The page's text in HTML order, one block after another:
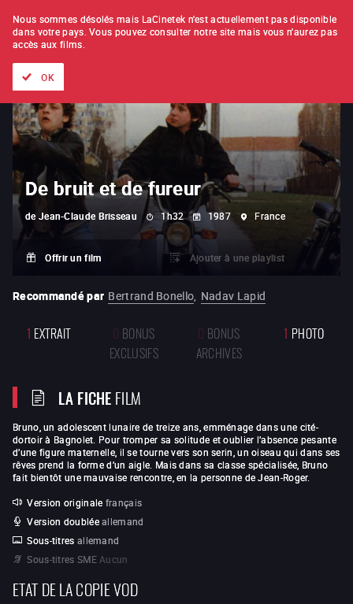
À L'UNITÉ ABONNEMENT
De bruit et de fureur
de Jean-Claude Brisseau 1h32 1987 France
Offrir un film Ajouter à une playlist
Recommandé par Bertrand Bonello, Nadav Lapid
1 EXTRAIT 0 BONUS
EXCLUSIFS
0 BONUS
ARCHIVES
1 PHOTO
LA FICHEFILM
Bruno, un adolescent lunaire de treize ans, emménage dans une cité-
dortoir à Bagnolet. Pour tromper sa solitude et oublier l’absence pesante
d’une figure maternelle, il se tourne vers son serin, un oiseau qui dans ses
rêves prend la forme d’un aigle. Mais dans sa classe spécialisée, Bruno
fait bientôt une mauvaise rencontre, en la personne de Jean-Roger.
Version originale français
Version doublée allemand
Sous-titres allemand
Sous-titres SME Aucun
ETAT DE LA COPIE VOD
Nous sommes désolés mais LaCinetek n'est actuellement pas disponible
dans votre pays. Vous pouvez consulter notre site mais vous n'aurez pas
accès aux films.
OK